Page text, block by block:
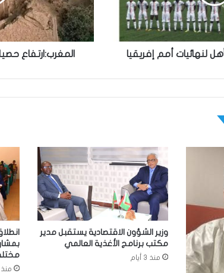
تعميم
الخبز على
الدرك
استيراد
العقلية.
الإخباري
لنهائيات أمم إفريقيا المغرب:ارتفاع
وزير الشؤون الاقتصادية يستقبل مدير
مكتب برنامج الأغذية العالمي
منذ 3 أيام
منذ 4 أيام